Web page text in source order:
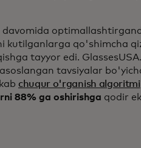
kutilganlarga qo'shimcha
tayyor edi.
tavsiyalar
chuqur o'rganish algoritmi
88% ga oshirishga qodir